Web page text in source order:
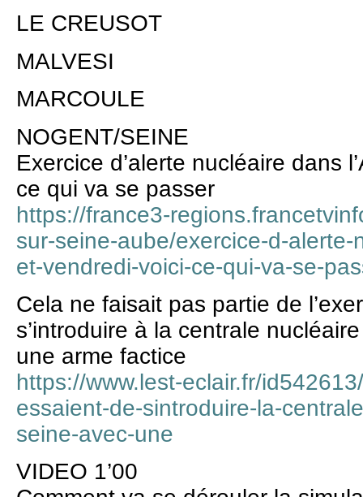
LE CREUSOT
MALVESI
MARCOULE
NOGENT/SEINE
Exercice d’alerte nucléaire dans
ce qui va se passer
https://france3-
sur-seine-aube/exercice-d-
et-vendredi-voici-ce-qui-va-se-
Cela ne faisait pas partie de
s’introduire à la centrale
une arme factice
https://www.lest-eclair.fr/
essaient-de-sintroduire-la-
seine-avec-une
VIDEO 1’00